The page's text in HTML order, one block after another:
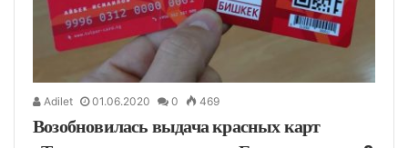
Adilet 01.06.2020 0 469
Возобновилась выдача красных карт